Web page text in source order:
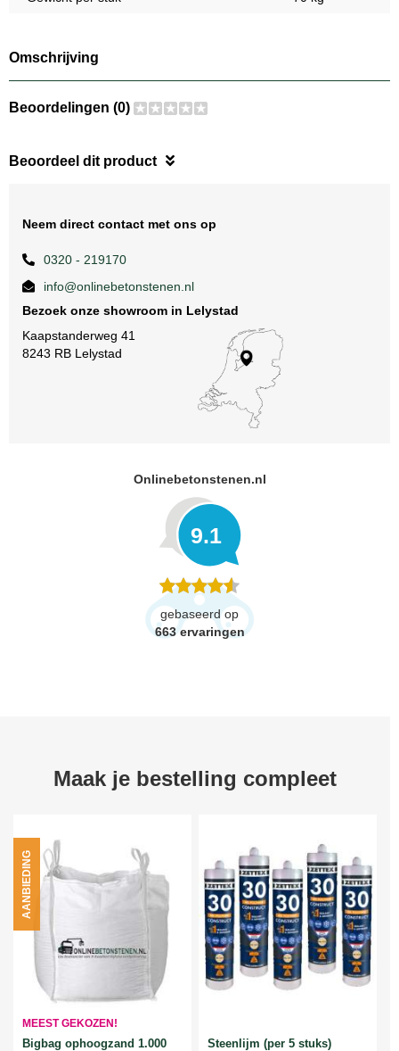
Omschrijving
Beoordelingen (0)
Beoordeel dit product
Neem direct contact met ons op
0320 - 219170
info@onlinebetonstenen.nl
Bezoek onze showroom in Lelystad
Kaapstanderweg 41
8243 RB Lelystad
Onlinebetonstenen.nl
9.1
gebaseerd op
663 ervaringen
Maak je bestelling compleet
MEEST GEKOZEN!
Bigbag ophoogzand 1.000
AANBIEDING
Steenlijm (per 5 stuks)